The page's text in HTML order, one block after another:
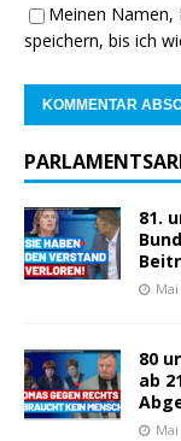
Meinen Namen,
speichern, bis ich
81.
Mai
80
ab
Mai